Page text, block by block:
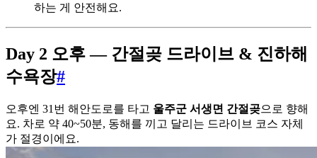
하는 게 안전해요.
Day 2 오후 — 간절곶 드라이브 & 진하해
수욕장#
오후엔 31번 해안도로를 타고 울주군 서생면 간절곶으로 향해
요. 차로 약 40~50분, 동해를 끼고 달리는 드라이브 코스 자체
가 절경이에요.